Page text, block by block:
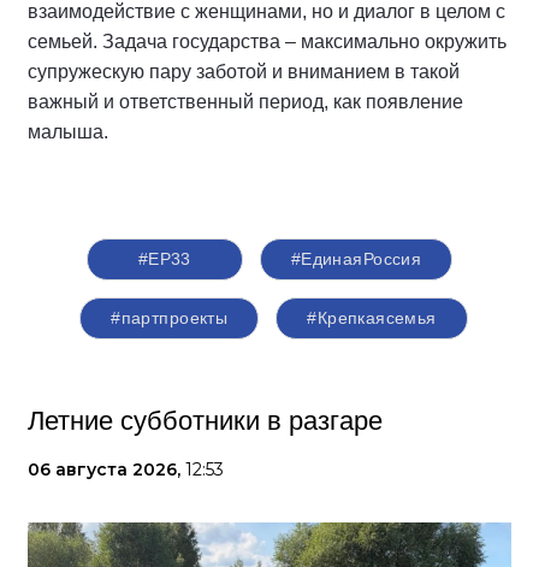
взаимодействие с женщинами, но и диалог в целом с
семьей. Задача государства – максимально окружить
супружескую пару заботой и вниманием в такой
важный и ответственный период, как появление
малыша.
#ЕР33 #‎ЕдинаяРоссия
#партпроекты #Крепкаясемья
Летние субботники в разгаре
06 августа 2026, 12:53